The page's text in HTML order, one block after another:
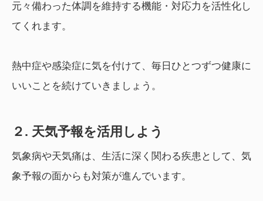
元々備わった体調を維持する機能・対応力を活性化し
てくれます。
熱中症や感染症に気を付けて、毎日ひとつずつ健康に
いいことを続けていきましょう。
２. 天気予報を活用しよう
気象病や天気痛は、生活に深く関わる疾患として、気
象予報の面からも対策が進んでいます。